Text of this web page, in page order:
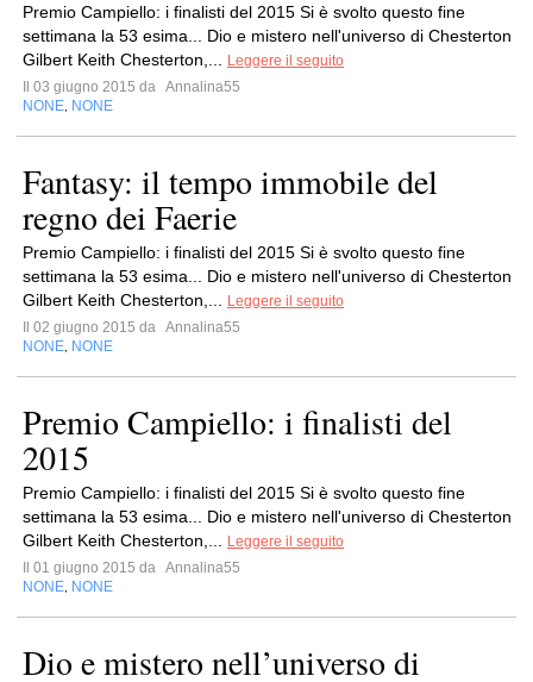
Premio Campiello: i finalisti del 2015 Si è svolto questo fine
settimana la 53 esima... Dio e mistero nell'universo di Chesterton
Gilbert Keith Chesterton,...
Leggere il seguito
Il 03 giugno 2015 da Annalina55
NONE NONE
Fantasy: il tempo immobile del
regno dei Faerie
Premio Campiello: i finalisti del 2015 Si è svolto questo fine
settimana la 53 esima... Dio e mistero nell'universo di Chesterton
Gilbert Keith Chesterton,...
Leggere il seguito
Il 02 giugno 2015 da Annalina55
NONE NONE
Premio Campiello: i finalisti del
2015
Premio Campiello: i finalisti del 2015 Si è svolto questo fine
settimana la 53 esima... Dio e mistero nell'universo di Chesterton
Gilbert Keith Chesterton,...
Leggere il seguito
Il 01 giugno 2015 da Annalina55
NONE NONE
Dio e mistero nell’universo di